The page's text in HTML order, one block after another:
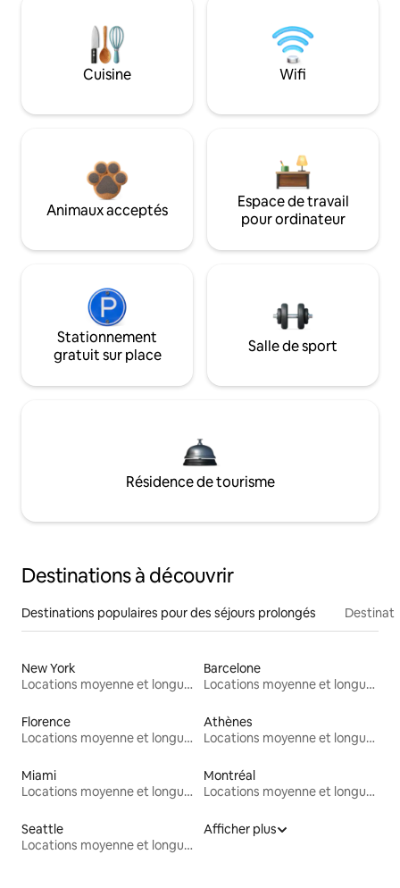
Cuisine Wifi
Animaux acceptés
Espace de travail
pour ordinateur
Stationnement
gratuit sur place
Salle de sport
Résidence de tourisme
Destinations à découvrir
Destinations populaires pour des séjours prolongés
New York
Locations moyenne et longue durée
Barcelone
Locations moyenne et longue durée
Florence
Locations moyenne et longue durée
Athènes
Locations moyenne et longue durée
Miami
Locations moyenne et longue durée
Montréal
Locations moyenne et longue durée
Seattle
Locations moyenne et longue durée
Afficher plus